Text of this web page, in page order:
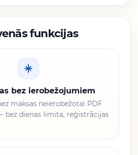
funkcijas
bez ierobežojumiem
maksas neierobežotai PDF
bez dienas limita, reģistrācijas